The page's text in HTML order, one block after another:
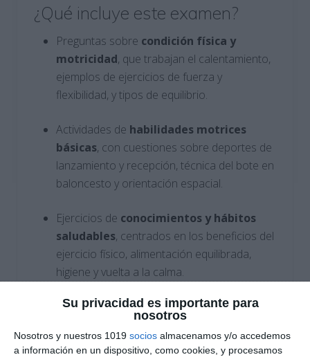
Su privacidad es importante para
nosotros
Nosotros y nuestros 1019 socios almacenamos y/o accedemos
a información en un dispositivo, como cookies, y procesamos
¿Qué incluye este examen?
Preguntas sobre condición física y
motricidad, que trabajan el calentamiento,
ejemplos de ejercicios de fuerza y
flexibilidad, y tipos de equilibrio.
Actividades de habilidades motrices
básicas, con cuestiones sobre deportes de
lanzamiento y recepción, técnica del bote en
baloncesto y orientación espacial.
Ejercicios de conocimientos y hábitos
saludables, centrados en los beneficios del
ejercicio físico, alimentación equilibrada,
higiene y vuelta a la calma.
Bloque deactitud y convivencia, que
reflexiona sobre el respeto hacia el material,
la deportividad y la aceptación de la derrota.